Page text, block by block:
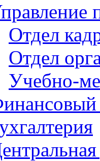
Отдел
Отдел
Учебно-